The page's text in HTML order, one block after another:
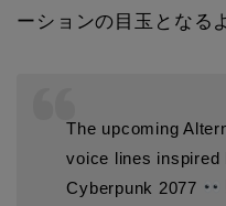
ーションの目玉となる
The upcoming
voice lines inspired
Cyberpunk 2077